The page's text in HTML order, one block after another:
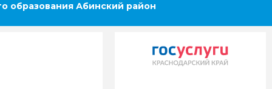
образования Абинский район